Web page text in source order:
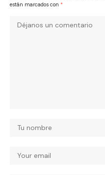
están marcados con *